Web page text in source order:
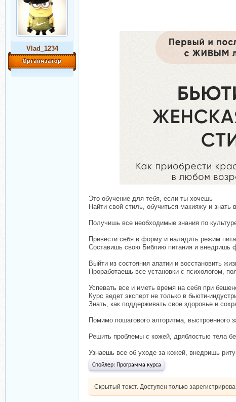
Vlad_1234
Это обучение для тебя, если ты хочешь
Найти свой стиль, обучиться макияжу и знать
Получишь все необходимые знания по
Привести себя в форму и наладить режим
Составишь свою Библию питания и внедришь
Выйти из состояния апатии и восстановить
Проработаешь все установки с психологом,
Успевать все и иметь время на себя при
Курс ведет эксперт не только в бьюти-
Знать, как поддерживать свое здоровье и
Помимо пошагового алгоритма,
Решить проблемы с кожей, дряблостью тела
Узнаешь все об уходе за кожей, внедришь
Спойлер: Программа курса
Скрытый текст. Доступен только